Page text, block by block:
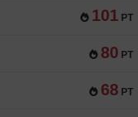
101 PT
80 PT
68 PT